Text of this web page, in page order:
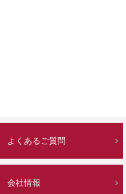
よくあるご質問
会社情報